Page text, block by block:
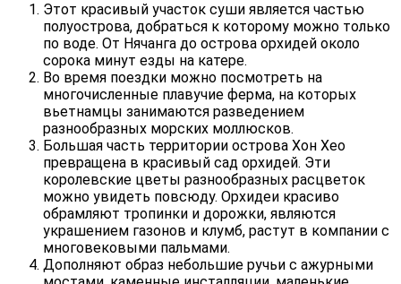
Этот красивый участок суши является частью
полуострова, добраться к которому можно только
по воде. От Нячанга до острова орхидей около
сорока минут езды на катере.
Во время поездки можно посмотреть на
многочисленные плавучие ферма, на которых
вьетнамцы занимаются разведением
разнообразных морских моллюсков.
Большая часть территории острова Хон Хео
превращена в красивый сад орхидей. Эти
королевские цветы разнообразных расцветок
можно увидеть повсюду. Орхидеи красиво
обрамляют тропинки и дорожки, являются
украшением газонов и клумб, растут в компании с
многовековыми пальмами.
Дополняют образ небольшие ручьи с ажурными